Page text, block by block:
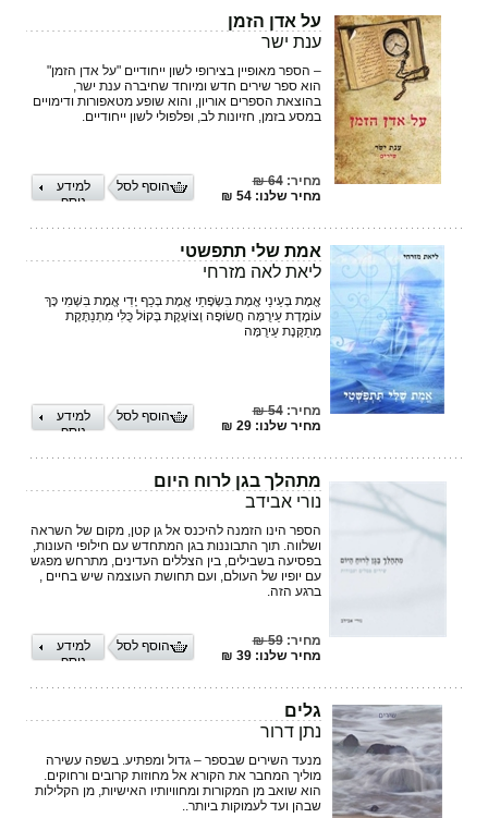
על אדן הזמן
ענת ישר
– הספר מאופיין בצירופי לשון ייחודיים "על אדן הזמן"
הוא ספר שירים חדש ומיוחד שחיברה ענת ישר,
בהוצאת הספרים אוריון, והוא שופע מטאפורות ודימויים
במסע בזמן, חזיונות לב, ופלפולי לשון ייחודיים.
מחיר:64 ₪
מחיר שלנו: 54 ₪
למידע
נוסף
הוסף לסל
אמת שלי תתפשטי
ליאת לאה מזרחי
אֱמֶת בְּעֵינַי אֱמֶת בִּשְׂפָתַי אֱמֶת בְּכַף יָדִי אֱמֶת בִּשְׁמִי כָּךְ
עוֹמֶדֶת עֵירֻמָּה חֲשׂוּפָה וְצוֹעֶקֶת בְּקוֹל כֻּלִּי מִתְנַתֶּקֶת
מְתַקֶּנֶת עֵירֻמָּה
מחיר:54 ₪
מחיר שלנו: 29 ₪
למידע
נוסף
הוסף לסל
מתהלך בגן לרוח היום
נורי אבידב
הספר הינו הזמנה להיכנס אל גן קטן, מקום של השראה
ושלווה. תוך התבוננות בגן המתחדש עם חילופי העונות,
בפסיעה בשבילים, בין הצללים העדינים, מתרחש מפגש
עם יופיו של העולם, ועם תחושת העוצמה שיש בחיים ,
ברגע הזה.
מחיר:59 ₪
מחיר שלנו: 39 ₪
למידע
נוסף
הוסף לסל
גלים
נתן דרור
מנעד השירים שבספר – גדול ומפתיע. בשפה עשירה
מוליך המחבר את הקורא אל מחוזות קרובים ורחוקים.
הוא שואב מן המקורות ומחוויותיו האישיות, מן הקלילות
שבהן ועד לעמוקות ביותר..